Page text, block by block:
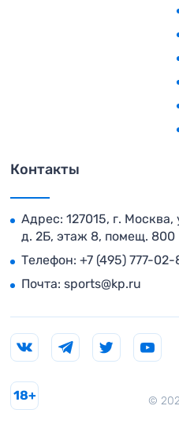
Контакты
Адрес: 127015, г.
д. 2Б, этаж 8, помещ. 800
Телефон: +7 (495) 777-02-
Почта: sports@kp.ru
©
18+